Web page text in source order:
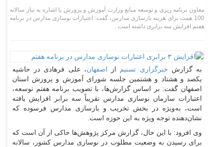
معاون برنامه ریزی و توسعه منابع وزارت آموزش و پرورش با اشاره به نیاز سالانه
100 همت برای هزینه بازسازی مدارس، گفت: اعتبارات نوسازی مدارس در برنامه
هفتم افزایش سه برابری داشته است .
به گزارش خبرگزاری تسنیم از اصفهان، علی فرهادی در حاشیه
یکصد و هشتاد و هشتمین جلسه شورای آموزش‌ و پرورش استان
اصفهان گفت: بر اساس گزارش‌ها، با تصویب برنامه هفتم توسعه،
اعتبارات سازمان نوسازی مدارس تقریباً سه برابر افزایش یافته
است، به‌ویژه در بخش تخریب و بازسازی مدارس فرسوده که
نشان‌دهنده توجه ویژه به این حوزه است.
وی افزود: با این حال، گزارش مرکز پژوهش‌ها حاکی از آن است که
برای رسیدن به وضعیت مطلوب در نوسازی مدارس کشور، سالانه